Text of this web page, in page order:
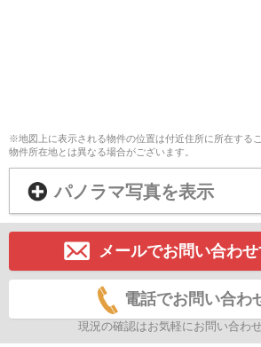
※地図上に表示される物件の位置は付近住所に所在する
物件所在地とは異なる場合がございます。
パノラマ写真を表示
メールでお問い合わ
電話でお問い合わ
現況の確認はお気軽にお問い合わせ